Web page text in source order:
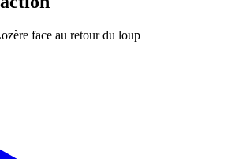
face au retour du loup